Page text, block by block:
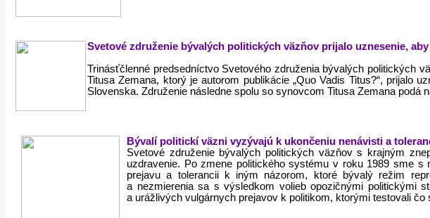
Svetové združenie bývalých politických väzňov prijalo uznesenie,
Trinásťčlenné predsedníctvo Svetového združenia bývalých politických
Titusa Zemana, ktorý je autorom publikácie „Quo Vadis Titus?“, prijalo
Slovenska. Združenie následne spolu so synovcom Titusa Zemana podá
Bývalí politickí väzni vyzývajú k ukončeniu nenávisti a
Svetové združenie bývalých politických väzňov s krajným
uzdravenie. Po zmene politického systému v roku 1989 sme
prejavu a tolerancii k iným názorom, ktoré bývalý režim
a nezmierenia sa s výsledkom volieb opozičnými politickými
a urážlivých vulgárnych prejavov k politikom, ktorými testovali čo